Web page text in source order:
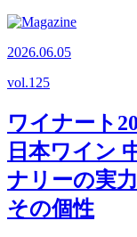
2026.06.05
vol.125
ワイナート
日本ワイン
ナリーの実
その個性